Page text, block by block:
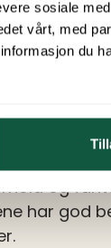
sosiale
vårt, med
du
1
tilbys ikke
og
har god